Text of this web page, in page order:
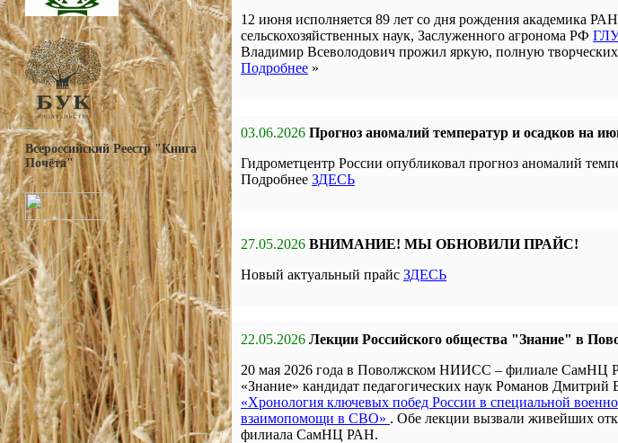
Всероссийский Реестр "Книга
Почёта"
12 июня исполняется 89 лет со дня рождения академика
сельскохозяйственных наук, Заслуженного агронома РФ
Владимир Всеволодович прожил яркую, полную
Подробнее »
03.06.2026 Прогноз аномалий температур и осадков на
Гидрометцентр России опубликовал прогноз аномалий
Подробнее ЗДЕСЬ
27.05.2026 ВНИМАНИЕ! МЫ ОБНОВИЛИ ПРАЙС!
Новый актуальный прайс ЗДЕСЬ
22.05.2026 Лекции Российского общества "Знание" в
20 мая 2026 года в Поволжском НИИСС – филиале СамНЦ
«Знание» кандидат педагогических наук Романов
«Хронология ключевых побед России в специальной
взаимопомощи в СВО» . Обе лекции вызвали живейших
филиала СамНЦ РАН.